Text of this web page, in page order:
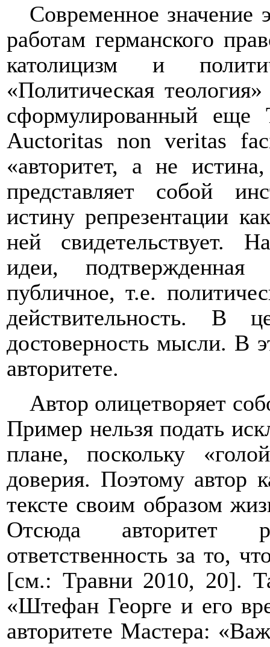
Современное значение
работам германского
католицизм и
«Политическая
сформулированный еще
Auctoritas non veritas
«авторитет, а не
представляет собой
истину репрезентации
ней свидетельствует.
идеи, подтвержденная
публичное, т.е.
действительность. В
достоверность мысли. В
авторитете.
Автор олицетворяет
Пример нельзя подать
плане, поскольку
доверия. Поэтому автор
тексте своим образом
Отсюда авторитет
ответственность за то,
[см.: Травни 2010, 20].
«Штефан Георге и его
авторитете Мастера: